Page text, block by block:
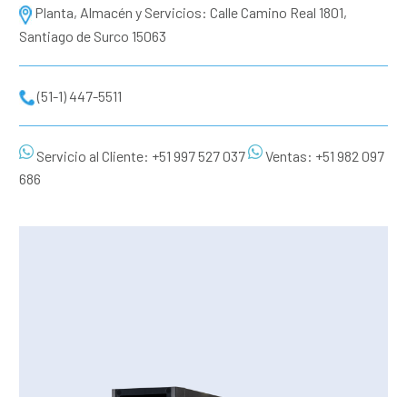
Planta, Almacén y Servicios: Calle Camino Real 1801,
Santiago de Surco 15063
(51-1) 447-5511
Servicio al Cliente: +51 997 527 037
Ventas: +51 982 097
686